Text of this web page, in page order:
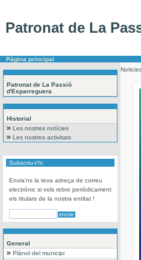
Patronat de La
Pàgina principal
Patronat de La Passió
d'Esparreguera
Historial
Les nostres notícies
Les nostres activitats
Subscriu-t'hi
Envia'ns la teva adreça de correu
electrònic si vols rebre periòdicament
els titulars de la nostra entitat !
General
Plànol del municipi